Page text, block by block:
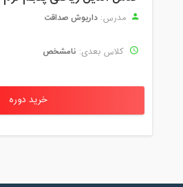
مدرس: داریوش صداقت
کلاس بعدی: نامشخص
خرید دوره